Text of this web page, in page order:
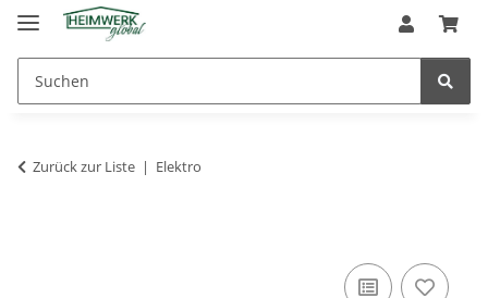
Zurück zur Liste Elektro